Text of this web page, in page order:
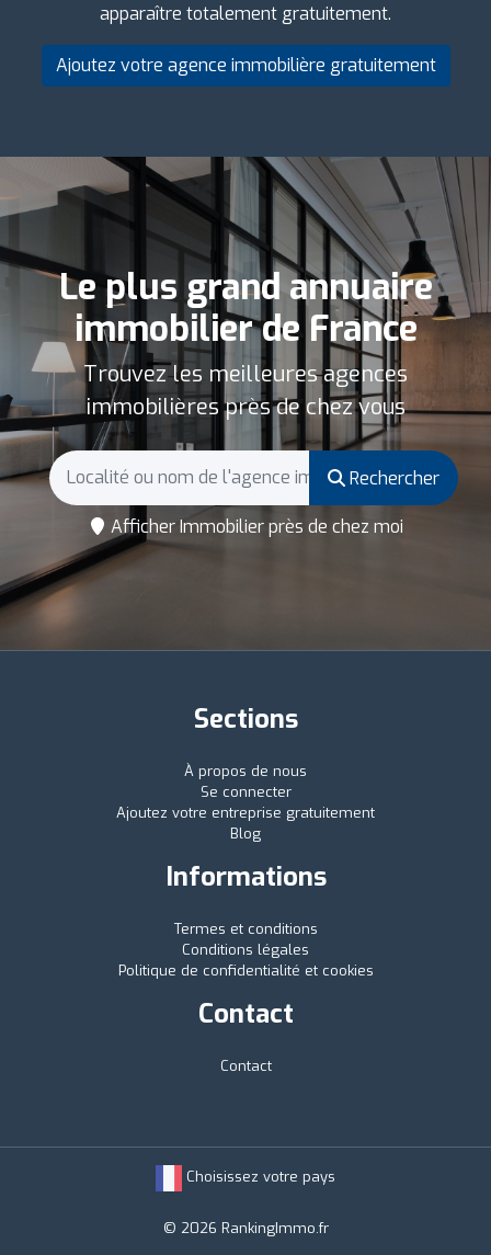
apparaître totalement gratuitement.
Ajoutez votre agence immobilière gratuitement
Le plus grand annuaire
immobilier de France
Trouvez les meilleures agences
immobilières près de chez vous
Rechercher
Afficher Immobilier près de chez moi
Sections
À propos de nous
Se connecter
Ajoutez votre entreprise gratuitement
Blog
Informations
Termes et conditions
Conditions légales
Politique de confidentialité et cookies
Contact
Contact
Choisissez votre pays
© 2026 RankingImmo.fr